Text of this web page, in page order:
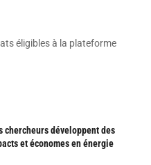
éligibles à la plateforme
chercheurs développent des
et économes en énergie